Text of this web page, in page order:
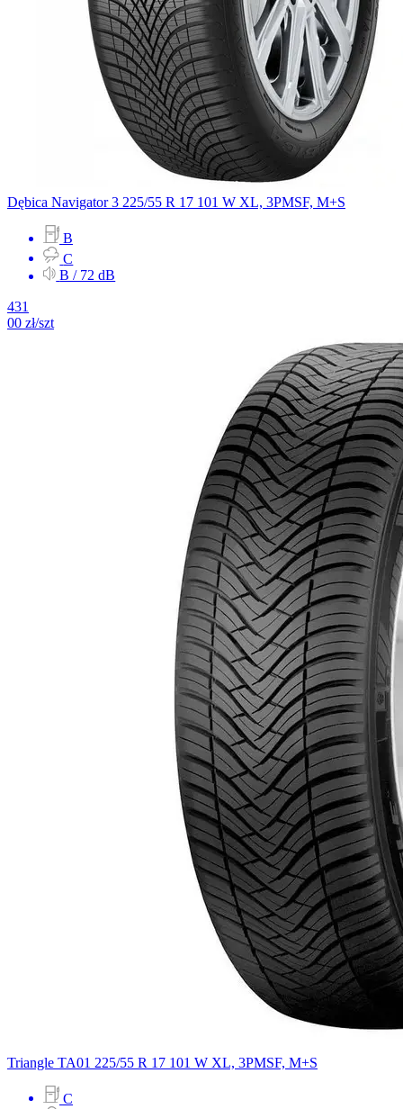
Dębica Navigator 3 225/55 R 17 101 W XL, 3PMSF, M+S
B
C
B / 72 dB
431
00 zł/szt
Triangle TA01 225/55 R 17 101 W XL, 3PMSF, M+S
C